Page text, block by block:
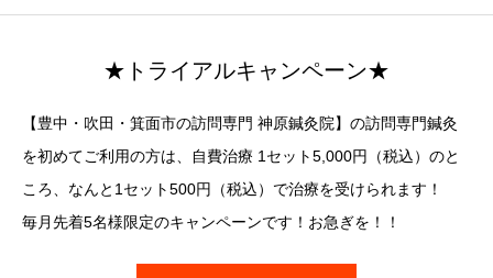
★トライアルキャンペーン★
【豊中・吹田・箕面市の訪問専門 神原鍼灸院】の訪問専門鍼灸
を初めてご利用の方は、自費治療 1セット5,000円（税込）のと
ころ、なんと1セット500円（税込）で治療を受けられます！
毎月先着5名様限定のキャンペーンです！お急ぎを！！